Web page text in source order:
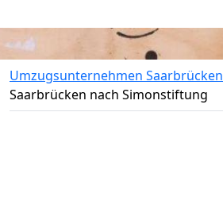
Umzugsunternehmen Saarbrücken
Saarbrücken nach Simonstiftung